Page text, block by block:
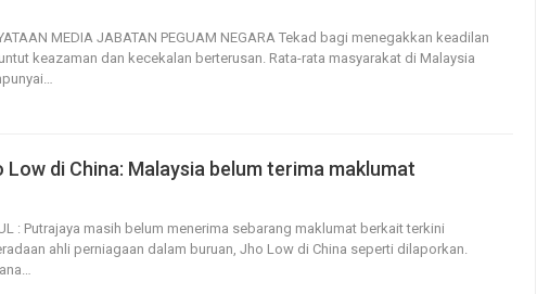
MEDIAJABATAN PEGUAM NEGARA Tekad bagi menegakkan keadilan
keazaman dan kecekalan berterusan. Rata-rata masyarakat di Malaysia
…
Low di China: Malaysia belum terima maklumat
: Putrajaya masih belum menerima sebarang maklumat berkait terkini
ahli perniagaan dalam buruan, Jho Low di China seperti dilaporkan.